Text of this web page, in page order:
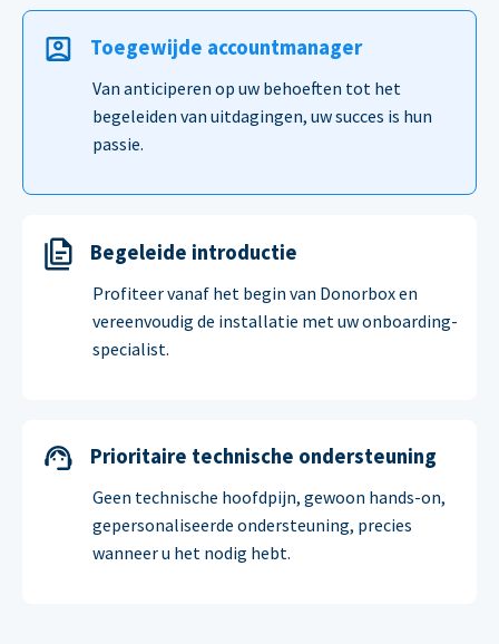
Toegewijde accountmanager
Van anticiperen op uw behoeften tot het
begeleiden van uitdagingen, uw succes is hun
passie.
Begeleide introductie
Profiteer vanaf het begin van Donorbox en
vereenvoudig de installatie met uw onboarding-
specialist.
Prioritaire technische ondersteuning
Geen technische hoofdpijn, gewoon hands-on,
gepersonaliseerde ondersteuning, precies
wanneer u het nodig hebt.